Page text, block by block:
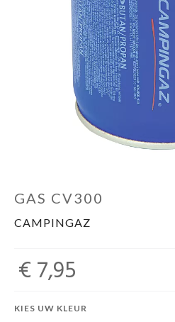
Promo
GAS CV300
CAMPINGAZ
€ 7,95
KIES UW KLEUR